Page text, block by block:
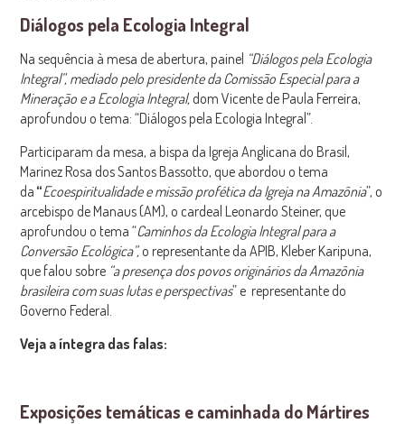
Diálogos pela Ecologia Integral
Na sequência à mesa de abertura, painel “Diálogos pela Ecologia
Integral”, mediado pelo presidente da Comissão Especial para a
Mineração e a Ecologia Integral, dom Vicente de Paula Ferreira,
aprofundou o tema: “Diálogos pela Ecologia Integral”.
Participaram da mesa, a bispa da Igreja Anglicana do Brasil,
Marinez Rosa dos Santos Bassotto, que abordou o tema
da “Ecoespiritualidade e missão profética da Igreja na Amazônia”, o
arcebispo de Manaus (AM), o cardeal Leonardo Steiner, que
aprofundou o tema “Caminhos da Ecologia Integral para a
Conversão Ecológica”,o representante da APIB, Kleber Karipuna,
que falou sobre “a presença dos povos originários da Amazônia
brasileira com suas lutas e perspectivas” e representante do
Governo Federal.
Veja a íntegra das falas:
Exposições temáticas e caminhada do Mártires